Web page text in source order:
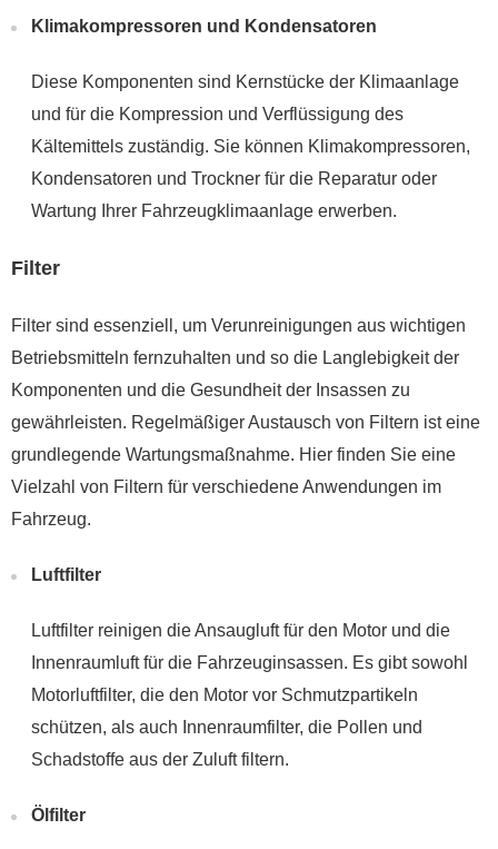
Klimakompressoren und Kondensatoren
Diese Komponenten sind Kernstücke der Klimaanlage
und für die Kompression und Verflüssigung des
Kältemittels zuständig. Sie können Klimakompressoren,
Kondensatoren und Trockner für die Reparatur oder
Wartung Ihrer Fahrzeugklimaanlage erwerben.
Filter
Filter sind essenziell, um Verunreinigungen aus wichtigen
Betriebsmitteln fernzuhalten und so die Langlebigkeit der
Komponenten und die Gesundheit der Insassen zu
gewährleisten. Regelmäßiger Austausch von Filtern ist eine
grundlegende Wartungsmaßnahme. Hier finden Sie eine
Vielzahl von Filtern für verschiedene Anwendungen im
Fahrzeug.
Luftfilter
Luftfilter reinigen die Ansaugluft für den Motor und die
Innenraumluft für die Fahrzeuginsassen. Es gibt sowohl
Motorluftfilter, die den Motor vor Schmutzpartikeln
schützen, als auch Innenraumfilter, die Pollen und
Schadstoffe aus der Zuluft filtern.
Ölfilter